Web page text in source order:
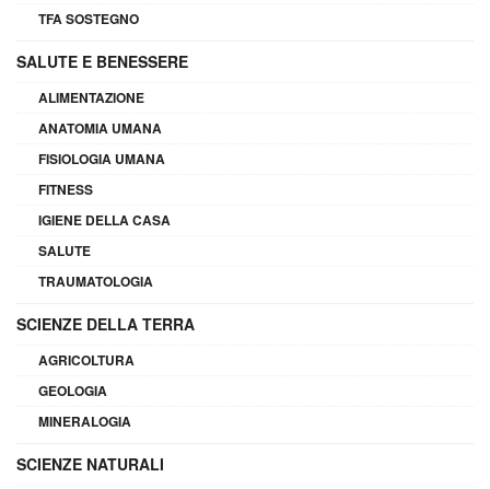
TFA SOSTEGNO
SALUTE E BENESSERE
ALIMENTAZIONE
ANATOMIA UMANA
FISIOLOGIA UMANA
FITNESS
IGIENE DELLA CASA
SALUTE
TRAUMATOLOGIA
SCIENZE DELLA TERRA
AGRICOLTURA
GEOLOGIA
MINERALOGIA
SCIENZE NATURALI